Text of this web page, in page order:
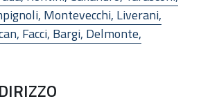
Montevecchi, Liverani,
Facci, Bargi, Delmonte,